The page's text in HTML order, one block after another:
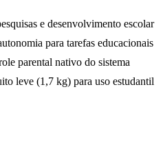
e desenvolvimento escolar
para tarefas educacionais
parental nativo do sistema
leve (1,7 kg) para uso estudantil